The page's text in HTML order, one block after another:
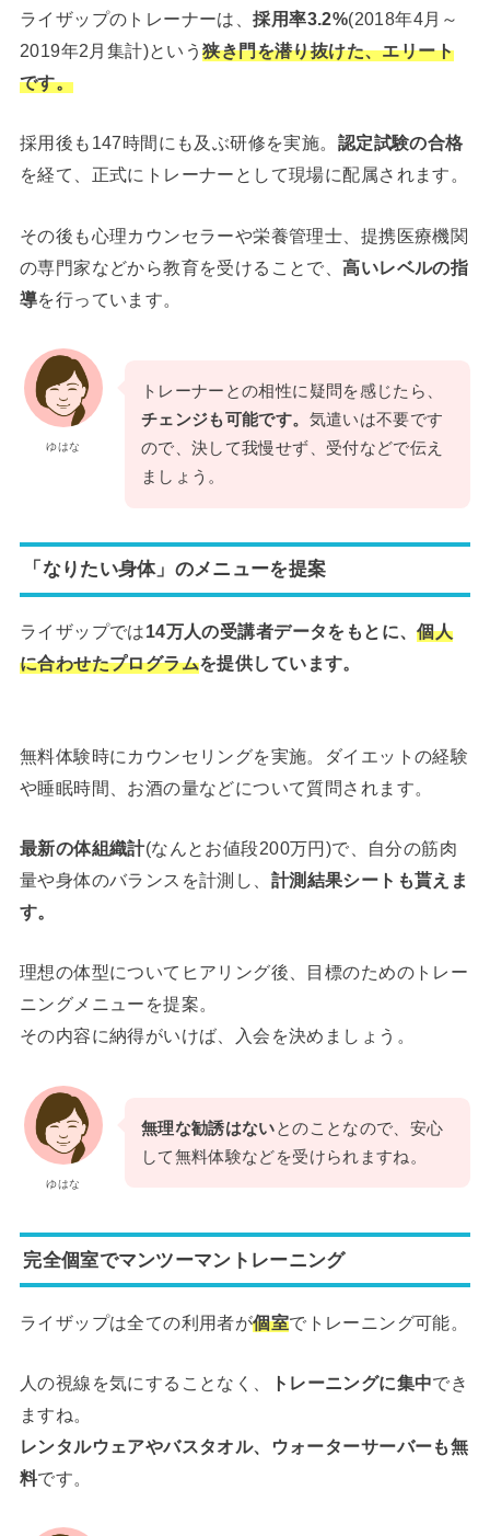
ライザップのトレーナーは、採用率3.2%(2018年4月～
2019年2月集計)という狭き門を潜り抜けた、エリート
です。
採用後も147時間にも及ぶ研修を実施。 認定試験の合格
を経て、正式にトレーナーとして現場に配属されます。
その後も心理カウンセラーや栄養管理士、提携医療機関
の専門家などから教育を受けることで、高いレベルの指
導を行っています。
ゆはな
トレーナーとの相性に疑問を感じたら、
チェンジも可能です。 気遣いは不要です
ので、決して我慢せず、受付などで伝え
ましょう。
「なりたい身体」のメニューを提案
ライザップでは14万人の受講者データをもとに、個人
に合わせたプログラムを提供しています。
無料体験時にカウンセリングを実施。ダイエットの経験
や睡眠時間、お酒の量などについて質問されます。
最新の体組織計(なんとお値段200万円)で、自分の筋肉
量や身体のバランスを計測し、 計測結果シートも貰えま
す。
理想の体型についてヒアリング後、目標のためのトレー
ニングメニューを提案。
その内容に納得がいけば、入会を決めましょう。
ゆはな
無理な勧誘はないとのことなので、安心
して無料体験などを受けられますね。
完全個室でマンツーマントレーニング
ライザップは全ての利用者が個室でトレーニング可能。
人の視線を気にすることなく、 トレーニングに集中でき
ますね。
レンタルウェアやバスタオル、ウォーターサーバーも無
料です。